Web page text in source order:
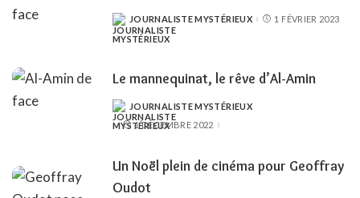
POSTED
BY
JOURNALISTE MYSTÉRIEUX 1 FÉVRIER 2023
Le mannequinat, le rêve d’Al-Amin
POSTED
BY
JOURNALISTE MYSTÉRIEUX
1 DÉCEMBRE 2022
Un Noël plein de cinéma pour Geoffray
Oudot